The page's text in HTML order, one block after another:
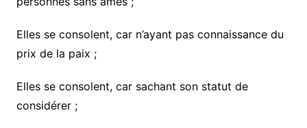
Elles se consolent, car n’ayant pas connaissance du
prix de la paix ;
Elles se consolent, car sachant son statut de
considérer ;